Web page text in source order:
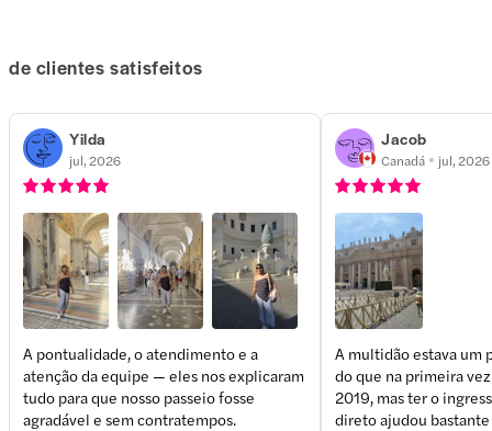
de clientes satisfeitos
Yilda
jul, 2026
A pontualidade, o atendimento e a
atenção da equipe — eles nos explicaram
tudo para que nosso passeio fosse
agradável e sem contratempos.
Jacob
Canadá jul, 2026
A multidão estava um
do que na primeira
2019, mas ter o
direto ajudou bastante